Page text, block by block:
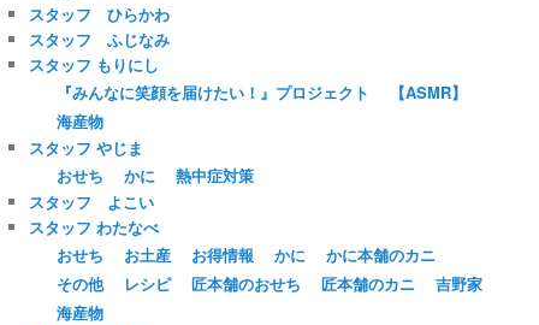
スタッフ ひらかわ
スタッフ ふじなみ
スタッフ もりにし
『みんなに笑顔を届けたい！』プロジェクト
【ASMR】
海産物
スタッフ やじま
おせち
かに
熱中症対策
スタッフ よこい
スタッフ わたなべ
おせち
お土産 お得情報 かに
かに本舗のカニ
その他
レシピ 匠本舗のおせち 匠本舗のカニ
吉野家
海産物